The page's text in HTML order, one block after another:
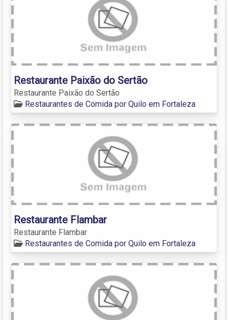
Restaurante Paixão do Sertão
Restaurante Paixão do Sertão
Restaurantes de Comida por Quilo em Fortaleza
Restaurante Flambar
Restaurante Flambar
Restaurantes de Comida por Quilo em Fortaleza